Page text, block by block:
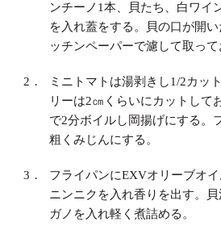
ンチーノ1本、貝たち、白ワイ
を入れ蓋をする。貝の口が開
ッチンペーパーで濾して取って
2．
ミニトマトは湯剥きし1/2カッ
リーは2㎝くらいにカットして
で2分ボイルし岡揚げにする。
粗くみじんにする。
3．
フライパンにEXVオリーブオイ
ニンニクを入れ香りを出す。
ガノを入れ軽く煮詰める。